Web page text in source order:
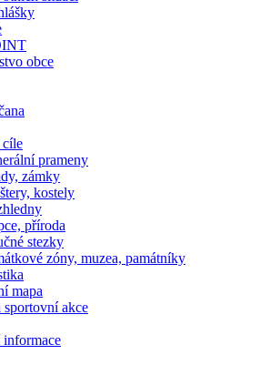
obce
cíle
prameny
zámky
kostely
příroda
stezky
zóny, muzea, památníky
mapa
akce